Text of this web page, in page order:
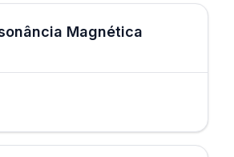
Magnética